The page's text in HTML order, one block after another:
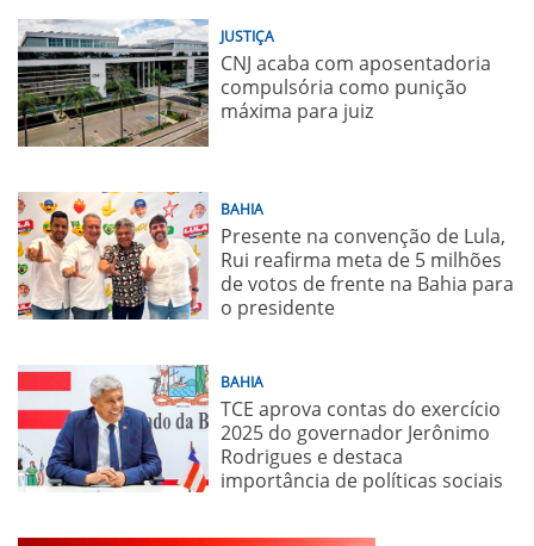
JUSTIÇA
CNJ acaba com aposentadoria
compulsória como punição
máxima para juiz
BAHIA
Presente na convenção de Lula,
Rui reafirma meta de 5 milhões
de votos de frente na Bahia para
o presidente
BAHIA
TCE aprova contas do exercício
2025 do governador Jerônimo
Rodrigues e destaca
importância de políticas sociais